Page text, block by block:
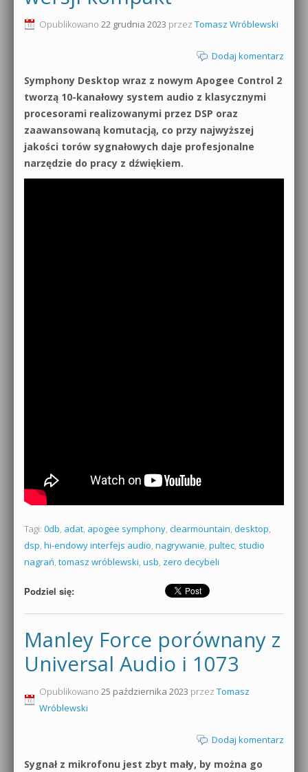
Produkcja muzyczna od podstaw
Sound Forge od podstaw
Dubstep z syntezatorem Massive
Kontakt 5 Kompendium
0dB.pl - informacje
Materiały dla mediów
Archiwum aktualności
Polityka prywatności
Regulamin
Opublikowano 22 grudnia 2023 przez Tomasz Wróblewski
Dodaj komentarz
Symphony Desktop wraz z nowym Apogee Control 2
tworzą 10-kanałowy system audio z klasycznymi
procesorami realizowanymi przez DSP oraz
zaawansowaną komutacją, co przy najwyższej
jakości torów sygnałowych daje profesjonalne
narzędzie do pracy z dźwiękiem.
Tagi: 0db, adat, apogee symphony, clearmountain, desktop,
dsp, hi-endowy interfejs audio, nagrywanie, pultec, studio
nagrań, tomasz wróblewski, usb, zero decybeli
Podziel się:
Manley Force porównany z
Universal Audio i 1073
Opublikowano 25 października 2023 przez Tomasz
Wróblewski
Dodaj komentarz
Sygnał z mikrofonu jest zbyt mały, by można go